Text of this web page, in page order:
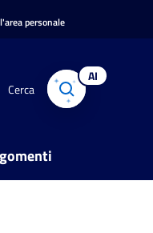
personale
Cerca
AI